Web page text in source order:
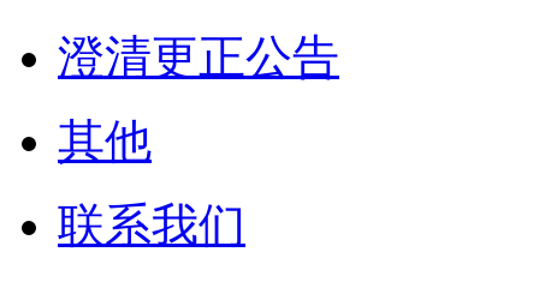
澄清更正公告
其他
联系我们